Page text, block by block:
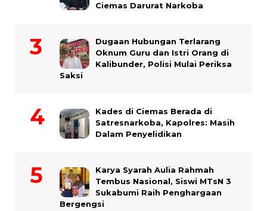
Ciemas Darurat Narkoba
Dugaan Hubungan Terlarang
Oknum Guru dan Istri Orang di
Kalibunder, Polisi Mulai Periksa
Saksi
Kades di Ciemas Berada di
Satresnarkoba, Kapolres: Masih
Dalam Penyelidikan
Karya Syarah Aulia Rahmah
Tembus Nasional, Siswi MTsN 3
Sukabumi Raih Penghargaan
Bergengsi